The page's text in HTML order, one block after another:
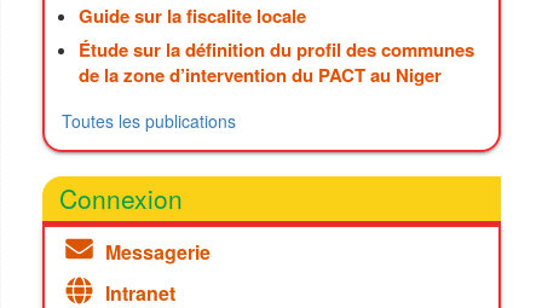
Guide sur la fiscalite locale
Étude sur la définition du profil des communes
de la zone d’intervention du PACT au Niger
Toutes les publications
Connexion
Messagerie
Intranet